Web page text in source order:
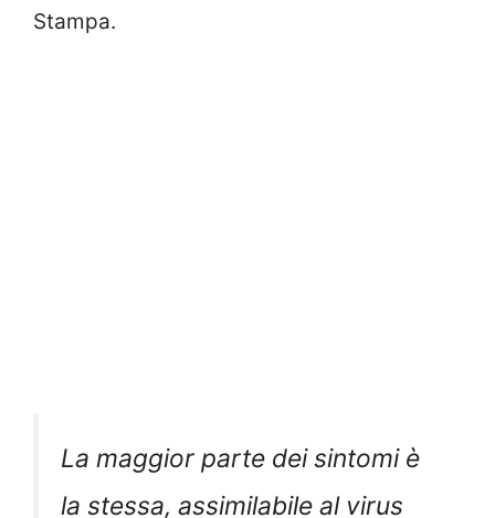
Stampa.
La maggior parte dei sintomi è
la stessa, assimilabile al virus